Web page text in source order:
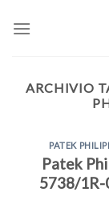
ARCHIVIO
PATEK
Patek
5738/1R-